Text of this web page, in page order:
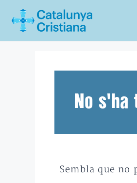
No s'ha
Sembla que no